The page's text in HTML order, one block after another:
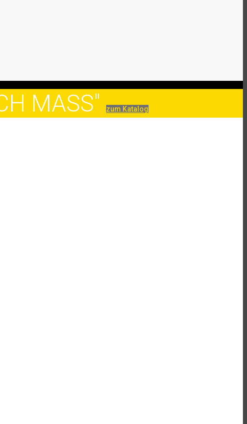
MASS" zum Katalog